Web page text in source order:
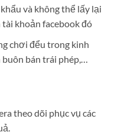
và không thể lấy lại
khoản facebook đó
chơi đểu trong kinh
bán trái phép,…
theo dõi phục vụ các